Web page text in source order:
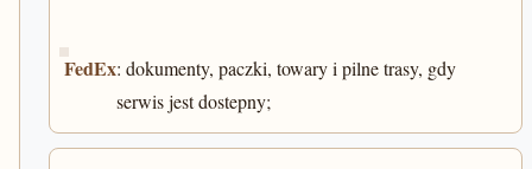
FedEx: dokumenty, paczki, towary i pilne trasy, gdy
serwis jest dostepny;